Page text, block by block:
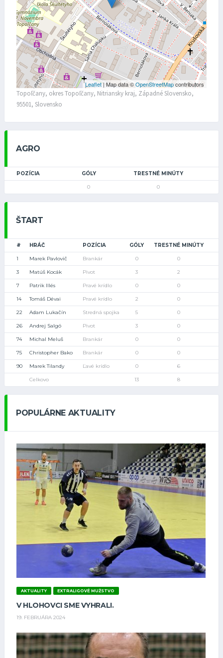
Leaflet | Map data ©OpenStreetMapcontributors
Topoľčany, okres Topoľčany, Nitriansky kraj, Západné Slovensko,
95501, Slovensko
AGRO
POZÍCIA GÓLY TRESTNÉ MINÚTY
0 0
ŠTART
# HRÁČ POZÍCIA GÓLY TRESTNÉ MINÚTY
1 Marek Pavlovič Brankár 0 0
3 Matúš Kocák Pivot 3 2
7 Patrik Illés Pravé krídlo 0 0
14 Tomáš Dévai Pravé krídlo 2 0
22 Adam Lukačín Stredná spojka 5 0
26 Andrej Salgó Pivot 3 0
74 Michal Meluš Brankár 0 0
75 Christopher Bako Brankár 0 0
90 Marek Tilandy Ľavé krídlo 0 6
Celkovo 13 8
POPULÁRNE AKTUALITY
AKTUALITY EXTRALIGOVÉ MUŽSTVO
V HLOHOVCI SME VYHRALI.
19. FEBRUÁRA 2024